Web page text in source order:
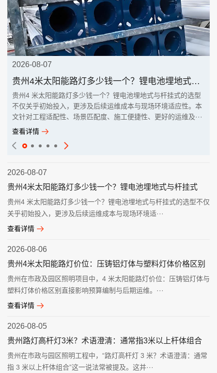
2026-08-07
贵州4米太阳能路灯多少钱一个？锂电池埋地式与杆挂式
贵州4 米太阳能路灯多少钱一个？锂电池埋地式与杆挂式的选型
不仅关乎初始投入，更涉及后续运维成本与现场环境适应性。本
文针对工程适配性、场景匹配度、施工便捷性、更好的运维及···
查看详情
2026-08-07
贵州4米太阳能路灯多少钱一个？锂电池埋地式与杆挂式
贵州4 米太阳能路灯多少钱一个？锂电池埋地式与杆挂式的选型不仅
关乎初始投入，更涉及后续运维成本与现场环境适···
查看详情
2026-08-06
贵州4米太阳能路灯价位：压铸铝灯体与塑料灯体价格区别
贵州在市政及园区照明项目中，4 米太阳能路灯价位：压铸铝灯体与
塑料灯体价格区别直接影响预算编制与后期运维。···
查看详情
2026-08-05
贵州路灯高杆灯3米？术语澄清：通常指3米以上杆体组合
贵州在市政与园区照明工程中，“路灯高杆灯 3 米？术语澄清：通常
指 3 米以上杆体组合”这一说法常被提及。这并···